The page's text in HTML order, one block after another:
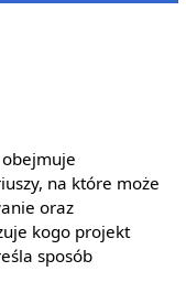
na które może
oraz
kogo projekt
sposób